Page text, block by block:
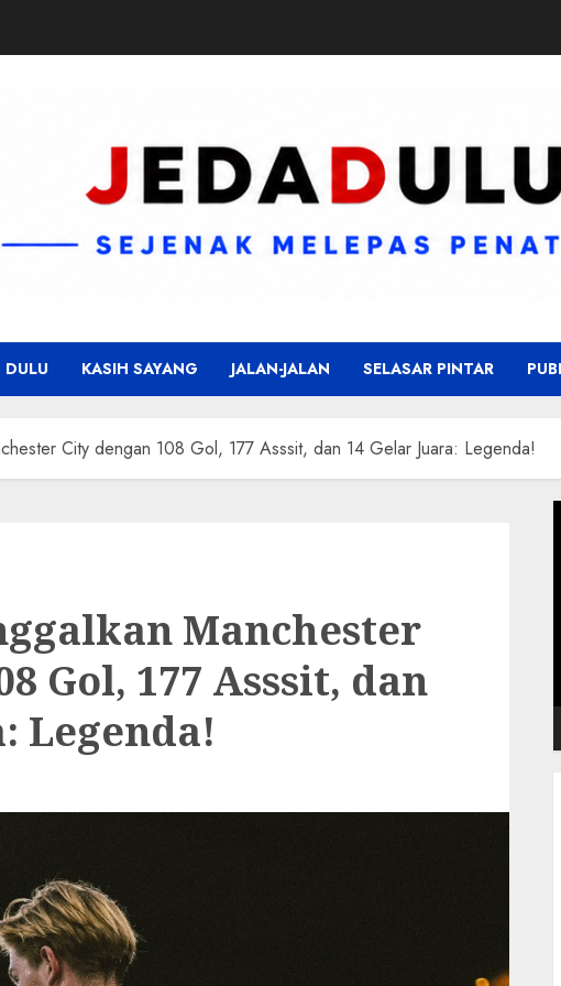
DULU KASIH SAYANG JALAN-JALAN SELASAR PINTAR
City dengan 108 Gol, 177 Asssit, dan 14 Gelar Juara: Legenda!
Manchester
Gol, 177 Asssit, dan
Legenda!